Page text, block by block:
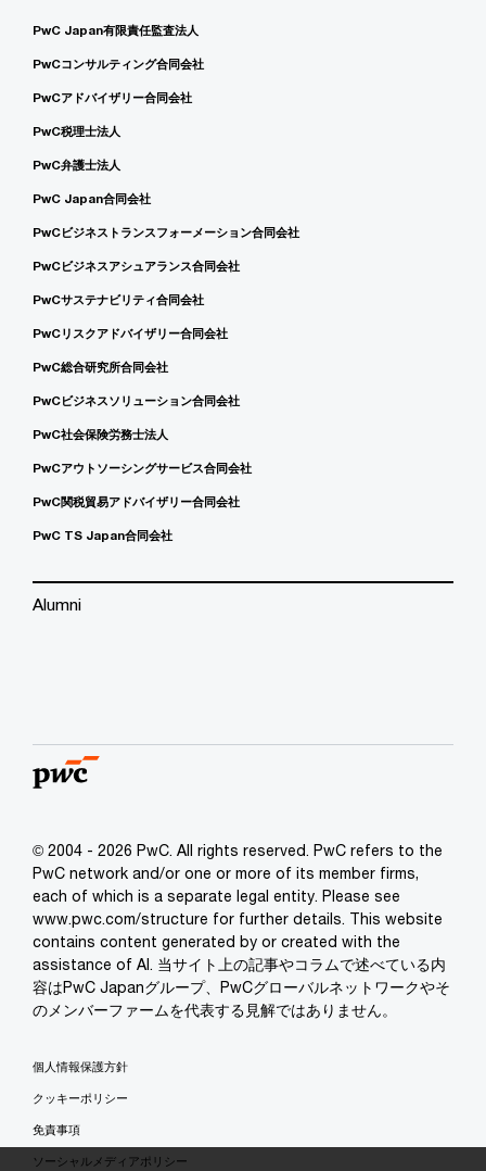
PwC Japan有限責任監査法人
PwCコンサルティング合同会社
PwCアドバイザリー合同会社
PwC税理士法人
PwC弁護士法人
PwC Japan合同会社
PwCビジネストランスフォーメーション合同会社
PwCビジネスアシュアランス合同会社
PwCサステナビリティ合同会社
PwCリスクアドバイザリー合同会社
PwC総合研究所合同会社
PwCビジネスソリューション合同会社
PwC社会保険労務士法人
PwCアウトソーシングサービス合同会社
PwC関税貿易アドバイザリー合同会社
PwC TS Japan合同会社
Alumni
© 2004 - 2026 PwC. All rights reserved. PwC refers to the
PwC network and/or one or more of its member firms,
each of which is a separate legal entity. Please see
www.pwc.com/structure for further details. This website
contains content generated by or created with the
assistance of AI. 当サイト上の記事やコラムで述べている内
容はPwC Japanグループ、PwCグローバルネットワークやそ
のメンバーファームを代表する見解ではありません。
個人情報保護方針
クッキーポリシー
免責事項
ソーシャルメディアポリシー